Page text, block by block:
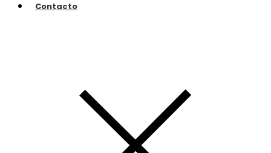
Contacto